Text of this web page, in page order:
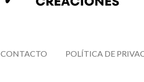
CONTACTO POLÍTICA DE